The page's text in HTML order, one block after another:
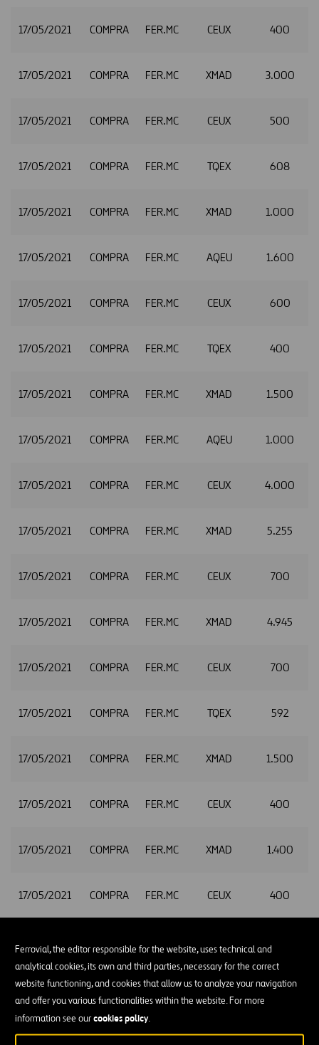
Ferrovial, the editor responsible for the website, uses technical and
analytical cookies, its own and third parties, necessary for the correct
website functioning, and cookies that allow us to analyze your navigation
and offer you various functionalities within the website. For more
information see ourcookies policy.
17/05/2021 COMPRA FER.MC CEUX 400
17/05/2021 COMPRA FER.MC XMAD 3.000
17/05/2021 COMPRA FER.MC CEUX 500
17/05/2021 COMPRA FER.MC TQEX 608
17/05/2021 COMPRA FER.MC XMAD 1.000
17/05/2021 COMPRA FER.MC AQEU 1.600
17/05/2021 COMPRA FER.MC CEUX 600
17/05/2021 COMPRA FER.MC TQEX 400
17/05/2021 COMPRA FER.MC XMAD 1.500
17/05/2021 COMPRA FER.MC AQEU 1.000
17/05/2021 COMPRA FER.MC CEUX 4.000
17/05/2021 COMPRA FER.MC XMAD 5.255
17/05/2021 COMPRA FER.MC CEUX 700
17/05/2021 COMPRA FER.MC XMAD 4.945
17/05/2021 COMPRA FER.MC CEUX 700
17/05/2021 COMPRA FER.MC TQEX 592
17/05/2021 COMPRA FER.MC XMAD 1.500
17/05/2021 COMPRA FER.MC CEUX 400
17/05/2021 COMPRA FER.MC XMAD 1.400
17/05/2021 COMPRA FER.MC CEUX 400
17/05/2021 COMPRA FER.MC XMAD 400
17/05/2021 COMPRA FER.MC AQEU 400